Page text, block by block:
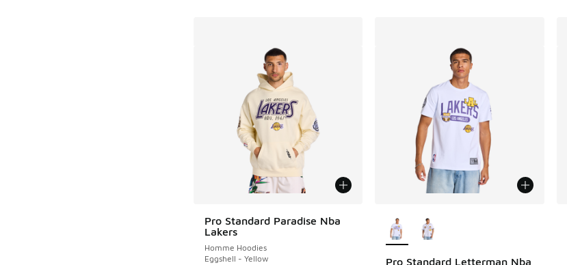
Pro Standard Paradise Nba
Lakers
Homme Hoodies
Eggshell - Yellow
Pro Standard Letterman Nba